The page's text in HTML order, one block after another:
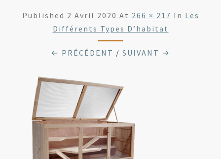
Published 2 Avril 2020 At 266 × 217 In Les
Différents Types D’habitat
← PRÉCÉDENT / SUIVANT →